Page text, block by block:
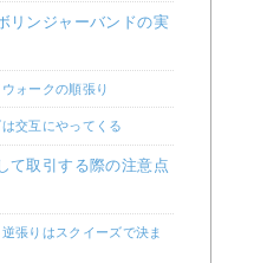
リンジャーバンドの実
ォークの順張り
交互にやってくる
て取引する際の注意点
張りはスクイーズで決ま